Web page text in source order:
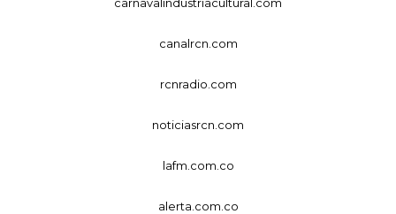
canalrcn.com
rcnradio.com
noticiasrcn.com
lafm.com.co
alerta.com.co